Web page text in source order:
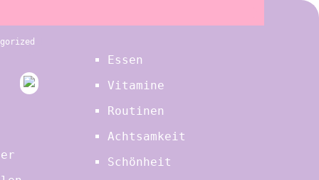
Essen
Vitamine
Routinen
Achtsamkeit
Schönheit